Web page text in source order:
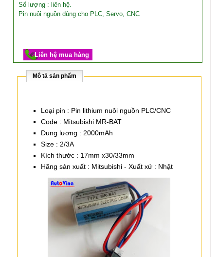
Số lượng : liên hệ.
Pin nuôi nguồn dùng cho PLC, Servo, CNC
Liên hệ mua hàng
Mô tả sản phẩm
Loại pin : Pin lithium nuôi nguồn PLC/CNC
Code : Mitsubishi MR-BAT
Dung lượng : 2000mAh
Size : 2/3A
Kích thước : 17mm x30/33mm
Hãng sản xuất : Mitsubishi - Xuất xứ : Nhật